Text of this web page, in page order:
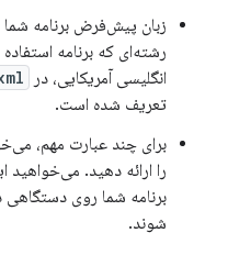
زبان پیش‌فرض برنامه شما
رشته‌ای که برنامه استفاده
انگلیسی آمریکایی، در
تعریف شده است.
برای چند عبارت مهم،
را ارائه دهید. می‌خواهید
برنامه شما روی دستگاهی
شوند.